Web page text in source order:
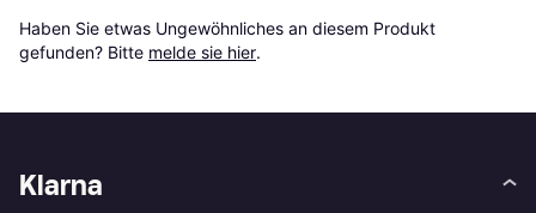
Haben Sie etwas Ungewöhnliches an diesem Produkt
gefunden? Bitte melde sie hier.
Klarna